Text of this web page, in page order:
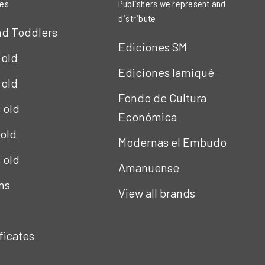
Toddlers
old
old
Publishers we represent and
distribute
Ediciones SM
Ediciones Iamiqué
Fondo de Cultura
Económica
Modernas el Embudo
Amanuense
View all brands